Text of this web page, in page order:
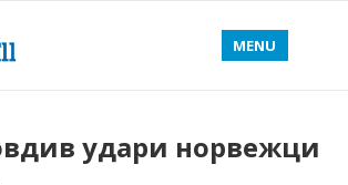
MENU
удари норвежци